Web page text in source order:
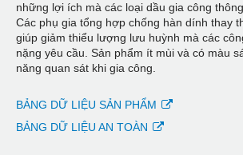
những lợi ích mà các loại dầu gia công
Các phụ gia tổng hợp chống hàn dính thay
giúp giảm thiểu lượng lưu huỳnh mà các
nặng yêu cầu. Sản phẩm ít mùi và có màu
năng quan sát khi gia công.
BẢNG DỮ LIỆU SẢN PHẨM
BẢNG DỮ LIỆU AN TOÀN